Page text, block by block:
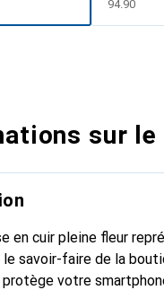
CHF
94.90
sur
en cuir pleine fleur
savoir-faire de la
protège votre